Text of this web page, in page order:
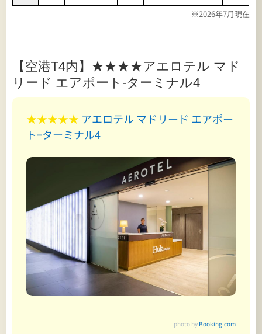
※2026年7月現在
【空港T4内】★★★★アエロテル マド
リード エアポート-ターミナル4
★★★★★ アエロテル マドリード エアポー
トｰターミナル4
photo by Booking.com